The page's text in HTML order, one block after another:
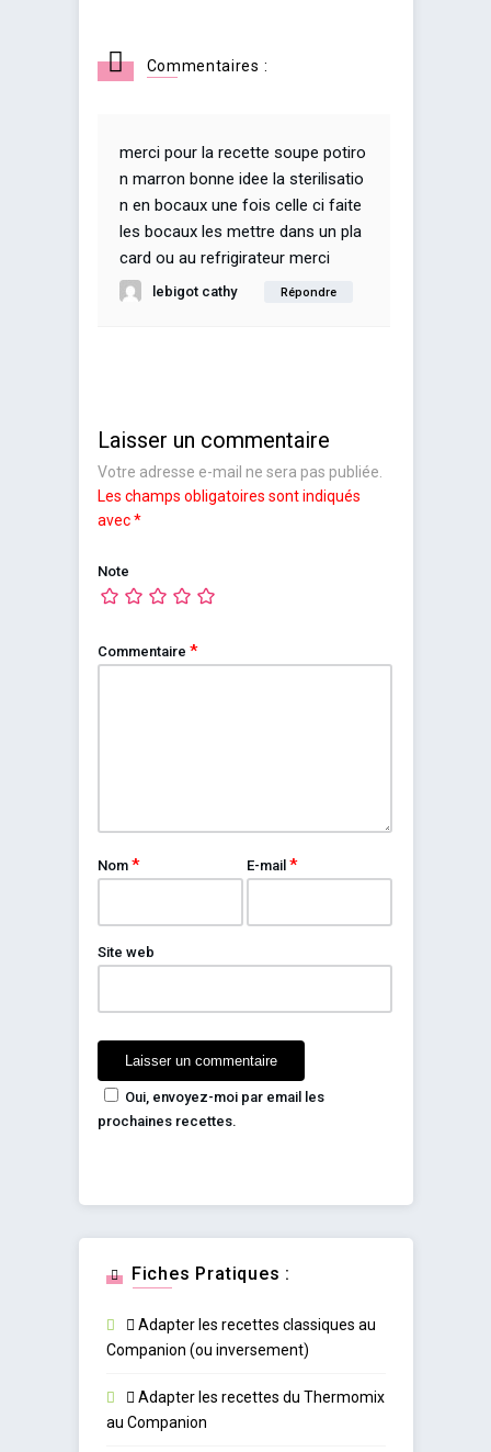
Commentaires :
merci pour la recette soupe potiro
n marron bonne idee la sterilisatio
n en bocaux une fois celle ci faite
les bocaux les mettre dans un pla
card ou au refrigirateur merci
lebigot cathy Répondre
Laisser un commentaire
Votre adresse e-mail ne sera pas publiée.
Les champs obligatoires sont indiqués
avec*
Note
Commentaire *
Nom * E-mail*
Site web
Oui, envoyez-moi par email les
prochaines recettes.
Fiches Pratiques :
Adapter les recettes classiques au
Companion (ou inversement)
Adapter les recettes du Thermomix
au Companion